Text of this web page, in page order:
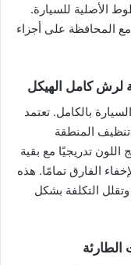
الأصلية للسيارة.
مع المحافظة على أجزاء
بالكامل. تعتمد
المنطقة
تدريجيًا مع بقية
الفارق تمامًا. هذه
التكلفة بشكل